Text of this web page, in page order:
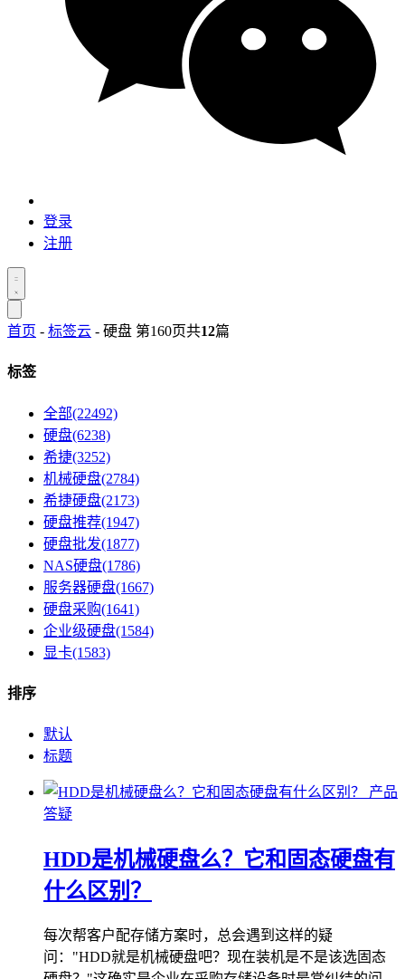
登录
注册
首页 - 标签云 - 硬盘 第160页共12篇
标签
全部(22492)
硬盘(6238)
希捷(3252)
机械硬盘(2784)
希捷硬盘(2173)
硬盘推荐(1947)
硬盘批发(1877)
NAS硬盘(1786)
服务器硬盘(1667)
硬盘采购(1641)
企业级硬盘(1584)
显卡(1583)
排序
默认
标题
产品
答疑
HDD是机械硬盘么？它和固态硬盘有
什么区别？
每次帮客户配存储方案时，总会遇到这样的疑
问："HDD就是机械硬盘吧？现在装机是不是该选固态